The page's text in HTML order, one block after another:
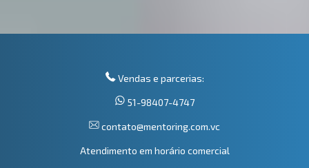
Vendas e parcerias:
51-98407-4747
contato@mentoring.com.vc
Atendimento em horário comercial